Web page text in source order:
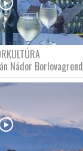
Nádor Borlovagrend